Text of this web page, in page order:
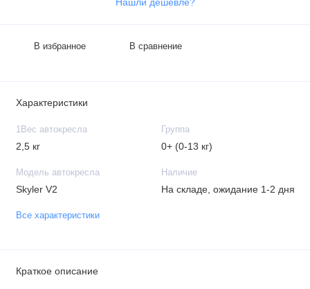
Нашли дешевле?
В избранное В сравнение
Характеристики
1Вес автокресла
2,5 кг
Группа
0+ (0-13 кг)
Модель автокресла
Skyler V2
Наличие
На складе, ожидание 1-2 дня
Все характеристики
Краткое описание